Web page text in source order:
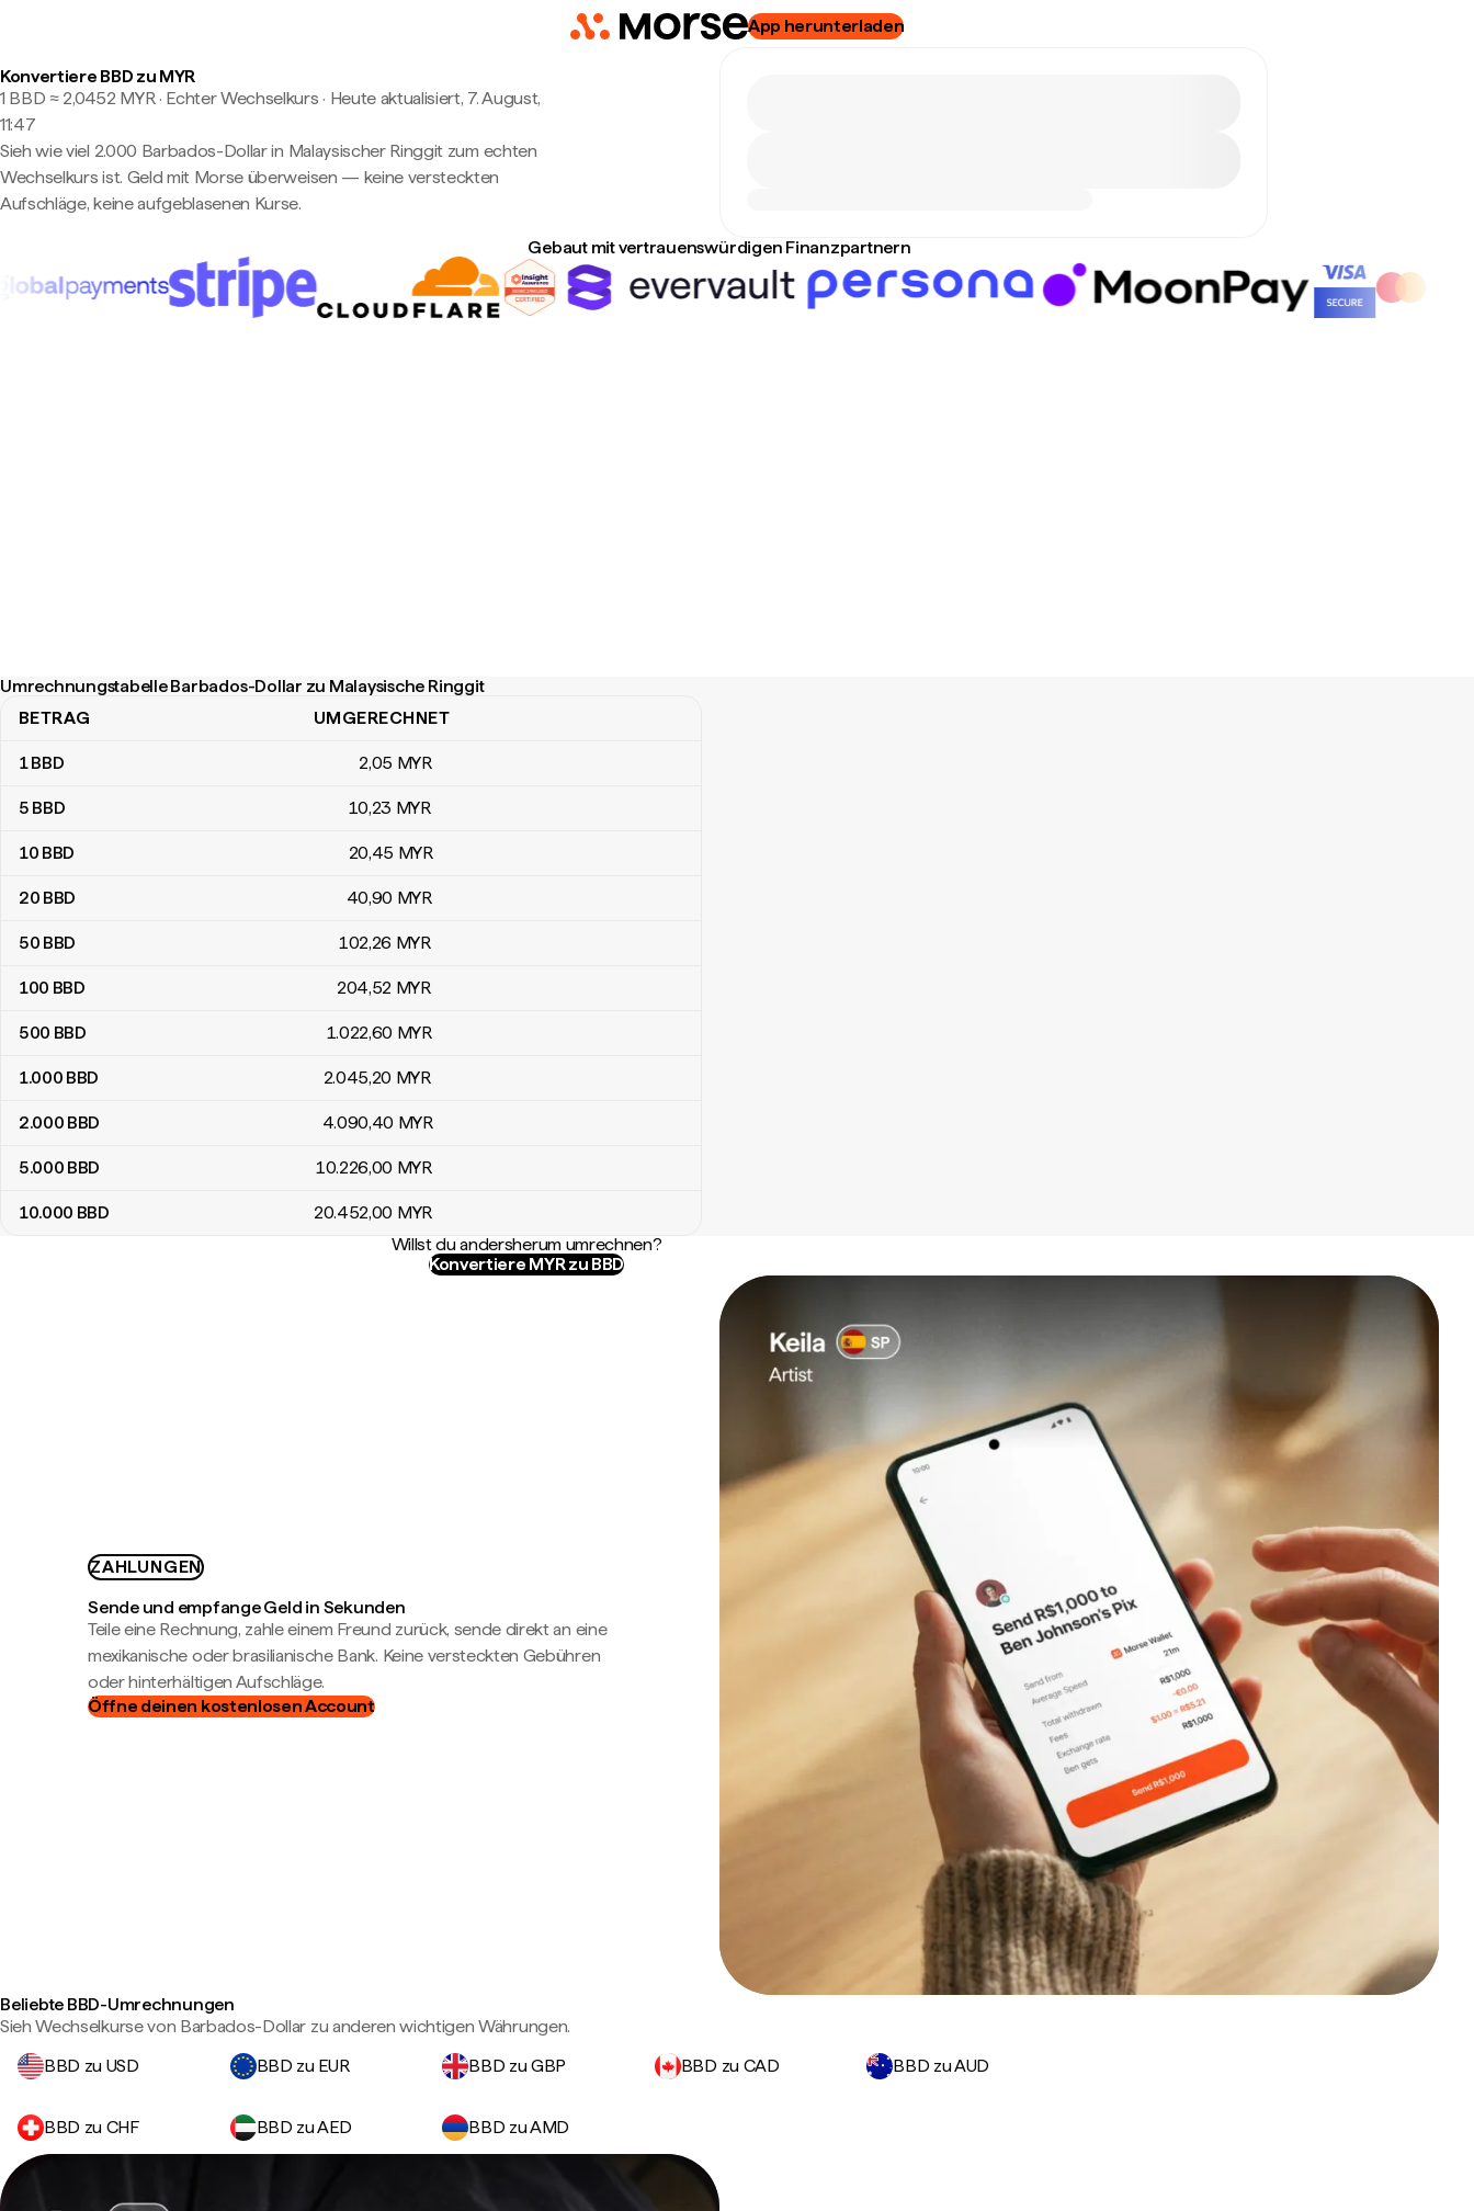
App herunterladen
Konvertiere BBD zu MYR
1 BBD ≈ 2,0452 MYR · Echter Wechselkurs · Heute aktualisiert, 7. August,
11:47
Sieh wie viel 2.000 Barbados-Dollar in Malaysischer Ringgit zum echten
Wechselkurs ist. Geld mit Morse überweisen — keine versteckten
Aufschläge, keine aufgeblasenen Kurse.
Gebaut mit vertrauenswürdigen Finanzpartnern
Umrechnungstabelle Barbados-Dollar zu Malaysische Ringgit
Umrechnungstabelle Barbados-Dollar zu Malaysische Ringgit
BETRAG UMGERECHNET
1BBD 2,05 MYR
5 BBD 10,23 MYR
10 BBD 20,45 MYR
20 BBD 40,90 MYR
50 BBD 102,26 MYR
100 BBD 204,52 MYR
500 BBD 1.022,60 MYR
1.000 BBD 2.045,20 MYR
2.000 BBD 4.090,40 MYR
5.000 BBD 10.226,00 MYR
10.000 BBD 20.452,00 MYR
Willst du andersherum umrechnen?
Konvertiere MYR zu BBD
ZAHLUNGEN
Sende und empfange Geld in Sekunden
Teile eine Rechnung, zahle einem Freund zurück, sende direkt an eine
mexikanische oder brasilianische Bank. Keine versteckten Gebühren
oder hinterhältigen Aufschläge.
Öffne deinen kostenlosen Account
Beliebte BBD-Umrechnungen
Sieh Wechselkurse von Barbados-Dollar zu anderen wichtigen Währungen.
BBD zu USD
BBD zu EUR BBD zu GBP BBD zu CAD BBD zu AUD
BBD zu CHF BBD zu AED BBD zu AMD